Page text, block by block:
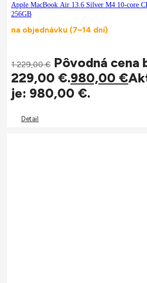
Apple MacBook Air 13.6 Silver M4 10-core CPU 8-core GPU 16GB
256GB
na objednávku (7–14 dní)
1 229,00€ Pôvodná cena
229,00 €.980,00 €
je: 980,00 €.
Detail